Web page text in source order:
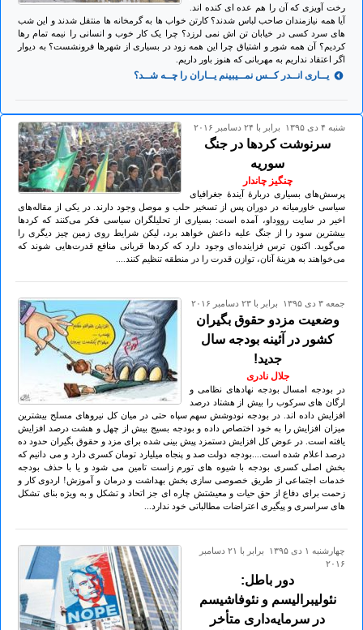
رخت آویزی که آن را هم عده ای کنده اند.
آیا همه نیازمندان صاحب لباس شدند؟ کارتن خواب ها به گرمخانه ها منتقل شدند و این شب
های سرد کسی در خیابان تن اش نمی لرزد؟ چرا یک کار خوب و انسانی را نیمه تمام رها
کردیم؟ آن همه شور و اشتیاق چرا این همه زود در بسیاری از شهرها فرونشست؟ به دیوار
اگر اعتقاد نداریم به مهربانی که هنوز باور داریم.
یــاری انــدر کــس نمــیبینم یــاران را چــه شــد؟
شنبه ۴ دی ۱۳۹۵ برابر با ۲۴ دسامبر ۲۰۱۶
سرنوشت کردها در جنگ
سوریه
چنگیز چاندار
پرسش‌های بسیاری دربارهٔ آیندهٔ جغرافیای
سیاسی خاورمیانه در دوران پس از تسخیر حلب و موصل وجود دارند. در یکی از مقاله‌های
اخیر در سایت رووداو، آمده است: بسیاری از تحلیلگران سیاسی فکر می‌کنند که کردها
بیشترین سود را از جنگ علیه داعش خواهد برد، لیکن شرایط روی زمین چیز دیگری را
می‌گوید. اکنون ترس فزاینده‌ای وجود دارد که کردها قربانی منافع قدرت‌هایی شوند که
می‌خواهند به هزینهٔ آنان، توازن قدرت را در منطقه تنظیم کنند....
جمعه ۳ دی ۱۳۹۵ برابر با ۲۳ دسامبر ۲۰۱۶
وضعیت مزدو حقوق بگیران
کشور در آئینه بودجه سال
جدید!
جلال نادری
در بودجه امسال بودجه نهادهای نظامی و
ارگان های سرکوب را بیش از هشتاد درصد
افزایش داده اند. در بودجه نودوشش سهم سپاه حتی در میان کل نیروهای مسلح بیشترین
میزان افزایش را به خود اختصاص داده و بودجه بسیج بیش از چهل و هشت درصد افزایش
یافته است. در عوض کل افزایش دستمزد پیش بینی شده برای مزد و حقوق بگیران حدود ده
درصد اعلام شده است....بودجه دولت صد و پنجاه میلیارد تومان کسری دارد و می دانیم که
بخش اصلی کسری بودجه با شیوه های تورم زاست تامین می شود و یا با حذف بودجه
خدمات اجتماعی از طریق خصوصی سازی بخش بهداشت و درمان و آموزش! اردوی کار و
زحمت برای دفاع از حق حیات و معیشتش چاره ای جز اتحاد و تشکل و به ویژه بنای تشکل
های سراسری و پیگیری اعتراضات مطالباتی خود ندارد...
چهارشنبه ۱ دی ۱۳۹۵ برابر با ۲۱ دسامبر
۲۰۱۶
دور باطل:
نئولیبرالیسم و نئوفاشیسم
در سرمایه‌داری متأخر